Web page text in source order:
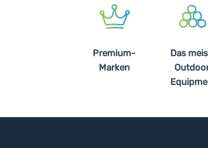
Premium-
Marken
Das